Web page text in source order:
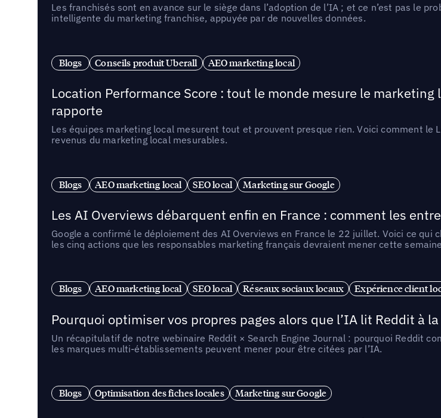
Les franchisés sont en avance sur le siège dans l’adoption de l’IA ; et ce n’est pas le
intelligente du marketing franchise, appuyée par de nouvelles données.
Blogs Conseils produit Uberall AEO marketing local
Location Performance Score : tout le monde mesure le
rapporte
Les équipes marketing local mesurent tout et prouvent presque rien. Voici comment
revenus du marketing local mesurables.
Blogs AEO marketing local SEO local Marketing sur Google
Les AI Overviews débarquent enfin en France : comment les
Google a confirmé le déploiement des AI Overviews en France le 22 juillet. Voici ce qui
les cinq actions que les responsables marketing français devraient mener cette
Blogs AEO marketing local SEO local Réseaux sociaux locaux Expérience client
Pourquoi optimiser vos propres pages alors que l’IA lit Reddit à la
Un récapitulatif de notre webinaire Reddit × Search Engine Journal : pourquoi Reddit
les marques multi-établissements peuvent mener pour être citées par l’IA.
Blogs Optimisation des fiches locales Marketing sur Google